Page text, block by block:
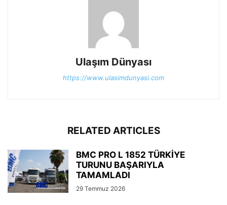
Ulaşım Dünyası
https://www.ulasimdunyasi.com
RELATED ARTICLES
BMC PRO L 1852 TÜRKİYE
TURUNU BAŞARIYLA
TAMAMLADI
29 Temmuz 2026